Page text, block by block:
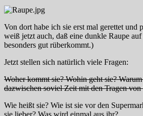
Von dort habe ich sie erst mal gerettet und
weiß jetzt auch, daß eine dunkle Raupe
besonders gut rüberkommt.)
Jetzt stellen sich natürlich viele Fragen:
Woher kommt sie? Wohin geht sie?
dazwischen soviel Zeit mit den Tragen
Wie heißt sie? Wie ist sie vor den